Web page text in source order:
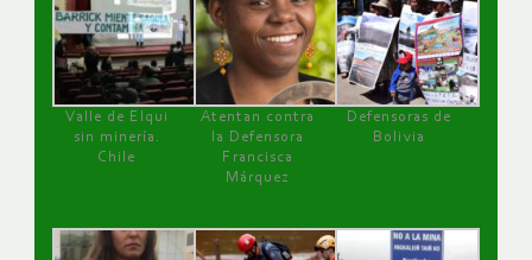
Valle de Elqui
sin minería.
Chile
Atentan contra
la Defensora
Francisca
Márquez
Defensoras de
Bolivia